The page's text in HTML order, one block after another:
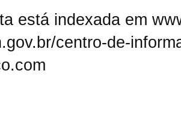
está indexada em
centro-de-